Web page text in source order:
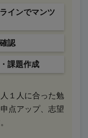
インでマンツ
認
課題作成
１人に合った勉
点アップ、志望